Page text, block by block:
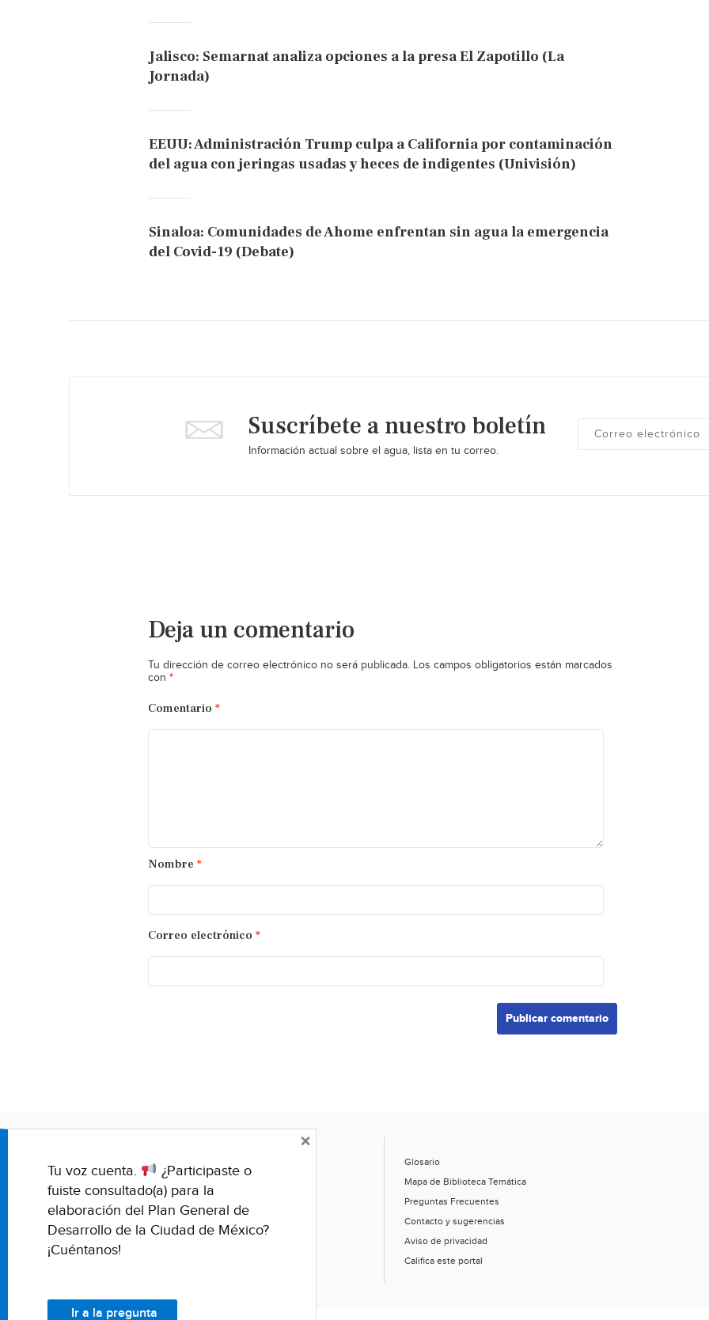
Jalisco: Semarnat analiza opciones a la presa El Zapotillo (La
Jornada)
EEUU: Administración Trump culpa a California por contaminación
del agua con jeringas usadas y heces de indigentes (Univisión)
Sinaloa: Comunidades de Ahome enfrentan sin agua la emergencia
del Covid-19 (Debate)
Suscríbete a nuestro boletín
Información actual sobre el agua, lista en tu correo.
Deja un comentario
Tu dirección de correo electrónico no será publicada. Los campos obligatorios están marcados
con *
Comentario *
Nombre *
Correo electrónico *
Glosario
Mapa de Biblioteca Temática
Preguntas Frecuentes
Contacto y sugerencias
Aviso de privacidad
Califica este portal
Tu voz cuenta.
¿Participaste o
fuiste consultado(a) para la
elaboración del Plan General de
Desarrollo de la Ciudad de México?
¡Cuéntanos!
Ir a la pregunta
×